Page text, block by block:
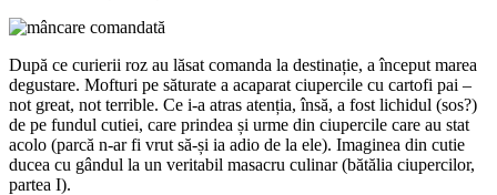
După ce curierii roz au lăsat comanda la destinație, a început marea
degustare. Mofturi pe săturate a acaparat ciupercile cu cartofi pai –
not great, not terrible. Ce i-a atras atenția, însă, a fost lichidul (sos?)
de pe fundul cutiei, care prindea și urme din ciupercile care au stat
acolo (parcă n-ar fi vrut să-și ia adio de la ele). Imaginea din cutie
ducea cu gândul la un veritabil masacru culinar (bătălia ciupercilor,
partea I).